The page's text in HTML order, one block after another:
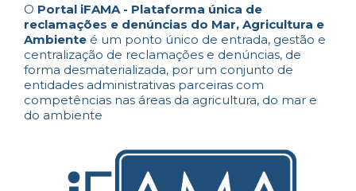
O Portal iFAMA - Plataforma única de
reclamações e denúncias do Mar, Agricultura e
Ambiente é um ponto único de entrada, gestão e
centralização de reclamações e denúncias, de
forma desmaterializada, por um conjunto de
entidades administrativas parceiras com
competências nas áreas da agricultura, do mar e
do ambiente